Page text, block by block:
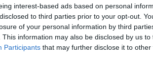
interest-based ads based on personal
to third parties prior to your opt-out.
of your personal information by third
This information may also be disclosed by us
Participants that may further disclose it to other
képét követően robbant ki, ami után
jogi következmények már
perrel fenyegetőzik a platform
Ügyvédje, Carrie Goldberg szerint az
terjesztéséért. A pénzmosás